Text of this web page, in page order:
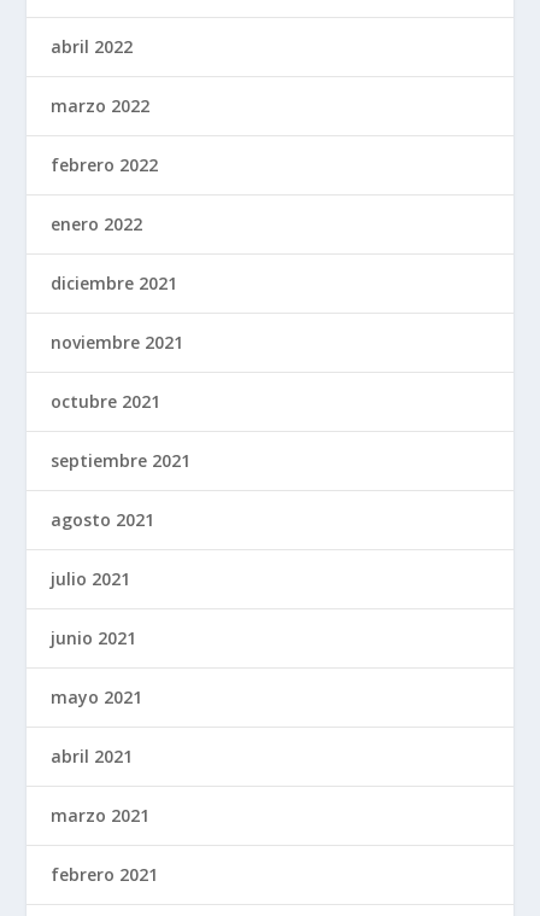
abril 2022
marzo 2022
febrero 2022
enero 2022
diciembre 2021
noviembre 2021
octubre 2021
septiembre 2021
agosto 2021
julio 2021
junio 2021
mayo 2021
abril 2021
marzo 2021
febrero 2021